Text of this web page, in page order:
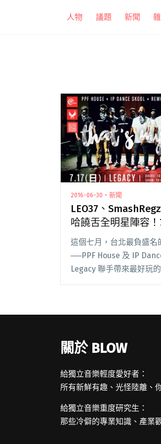
人物 議題 新聞
2016-06-30・新聞
LEO37、
哈饒舌全明星陣容
Legacy
這個七月，台北最負盛名
──PPF House 及 IP
Legacy 聯手帶來最好玩
「THAT’S MY SHHH x
關於 BLOW
給獨立音樂輕度愛好者：
所有新鮮有趣、光怪陸離、
給獨立音樂重度研究生：
那些冷僻的專業知識、產業